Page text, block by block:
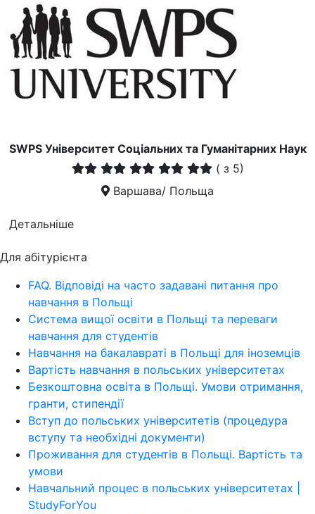
SWPS Університет Соціальних та Гуманітарних Наук
( з 5)
Варшава/ Польща
Детальніше
Для абітурієнта
FAQ. Відповіді на часто задавані питання про
навчання в Польщі
Система вищої освіти в Польщі та переваги
навчання для студентів
Навчання на бакалавраті в Польщі для іноземців
Вартість навчання в польських університетах
Безкоштовна освіта в Польщі. Умови отримання,
гранти, стипендії
Вступ до польських університетів (процедура
вступу та необхідні документи)
Проживання для студентів в Польщі. Вартість та
умови
Навчальний процес в польських університетах |
StudyForYou